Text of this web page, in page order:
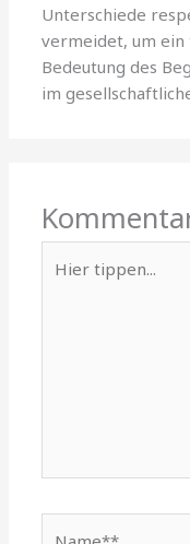
Unterschiede
vermeidet, um
Bedeutung des
im
tippen...